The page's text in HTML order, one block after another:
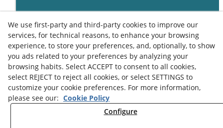
Legal Advice
Cookies Policy
Privacy Policy
We use first-party and third-party cookies to improve our
services, for technical reasons, to enhance your browsing
experience, to store your preferences, and, optionally, to show
you ads related to your preferences by analyzing your
browsing habits. Select ACCEPT to consent to all cookies,
select REJECT to reject all cookies, or select SETTINGS to
customize your cookie preferences. For more information,
please see our: Cookie Policy
Configure